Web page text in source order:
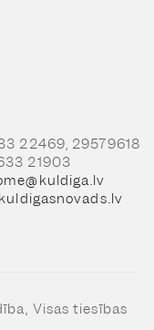
22469, 29579618
21903
Visas tiesības